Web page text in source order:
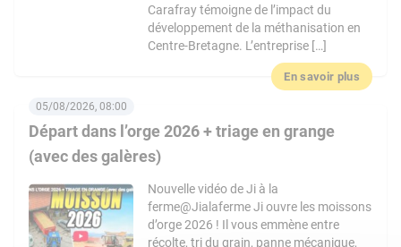
Carafray témoigne de l’impact du
développement de la méthanisation en
Centre-Bretagne. L’entreprise […]
En savoir plus
Départ dans l’orge 2026 + triage en grange
(avec des galères)
05/08/2026, 08:00
Nouvelle vidéo de Ji à la
ferme@Jialaferme Ji ouvre les moissons
d’orge 2026 ! Il vous emmène entre
récolte, tri du grain, panne mécanique,